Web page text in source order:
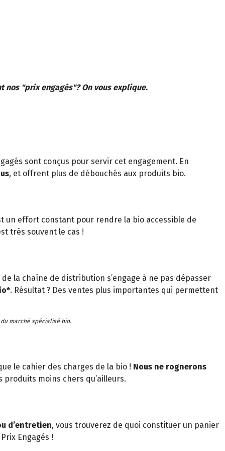
nos "prix engagés"? On vous explique.
sont conçus pour servir cet engagement. En
, et offrent plus de débouchés aux produits bio.
un effort constant pour rendre la bio accessible de
très souvent le cas !
la chaîne de distribution s’engage à ne pas dépasser
. Résultat ? Des ventes plus importantes qui permettent
marché spécialisé bio.
le cahier des charges de la bio ! Nous ne rognerons
moins chers qu’ailleurs.
d’entretien, vous trouverez de quoi constituer un panier
Engagés !